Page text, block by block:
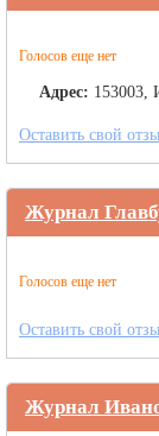
Голосов еще нет
Адрес: 153003,
Оставить свой
Журнал
Голосов еще нет
Оставить свой
Журнал